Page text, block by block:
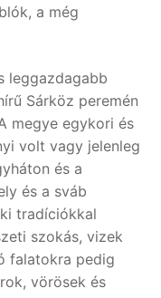
a még
leggazdagabb
Sárköz peremén
megye egykori és
volt vagy jelenleg
és a
és a sváb
tradíciókkal
szokás, vizek
falatokra pedig
vörösek és